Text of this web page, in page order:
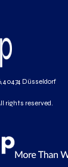
40474 Düsseldorf
rights reserved.